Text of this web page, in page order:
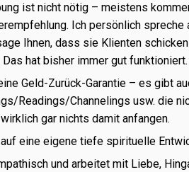
ist nicht nötig – meistens
Ich persönlich
Ihnen, dass sie Klienten
Das hat bisher immer gut funktioniert.
Geld-Zurück-Garantie – es gibt
Readings/Channelings usw. die
wirklich gar nichts damit anfangen.
auf eine eigene tiefe spirituelle
und arbeitet mit Liebe,